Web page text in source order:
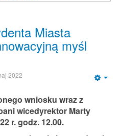
Miasta
myśl
2022
wniosku wraz z
wicedyrektor Marty
r. godz. 12.00.